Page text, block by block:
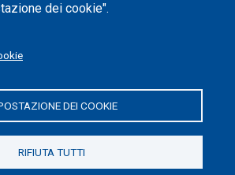
dei cookie".
DEI COOKIE
RIFIUTA TUTTI
Corso Duca degli Abruzzi, 24 | 10129
00518460019 | PEC